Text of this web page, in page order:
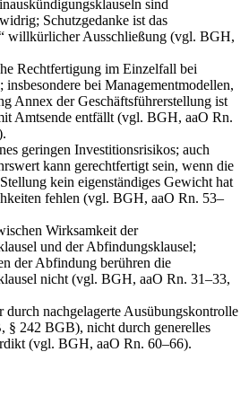
sind
Schutzgedanke ist das
willkürlicher Ausschließung (vgl. BGH,
Rechtfertigung im Einzelfall bei
insbesondere bei Managementmodellen,
Annex der Geschäftsführerstellung ist
Amtsende entfällt (vgl. BGH, aaO Rn.
geringen Investitionsrisikos; auch
kann gerechtfertigt sein, wenn die
kein eigenständiges Gewicht hat
fehlen (vgl. BGH, aaO Rn. 53–
Wirksamkeit der
und der Abfindungsklausel;
der Abfindung berühren die
nicht (vgl. BGH, aaO Rn. 31–33,
durch nachgelagerte Ausübungskontrolle
§ 242 BGB), nicht durch generelles
(vgl. BGH, aaO Rn. 60–66).